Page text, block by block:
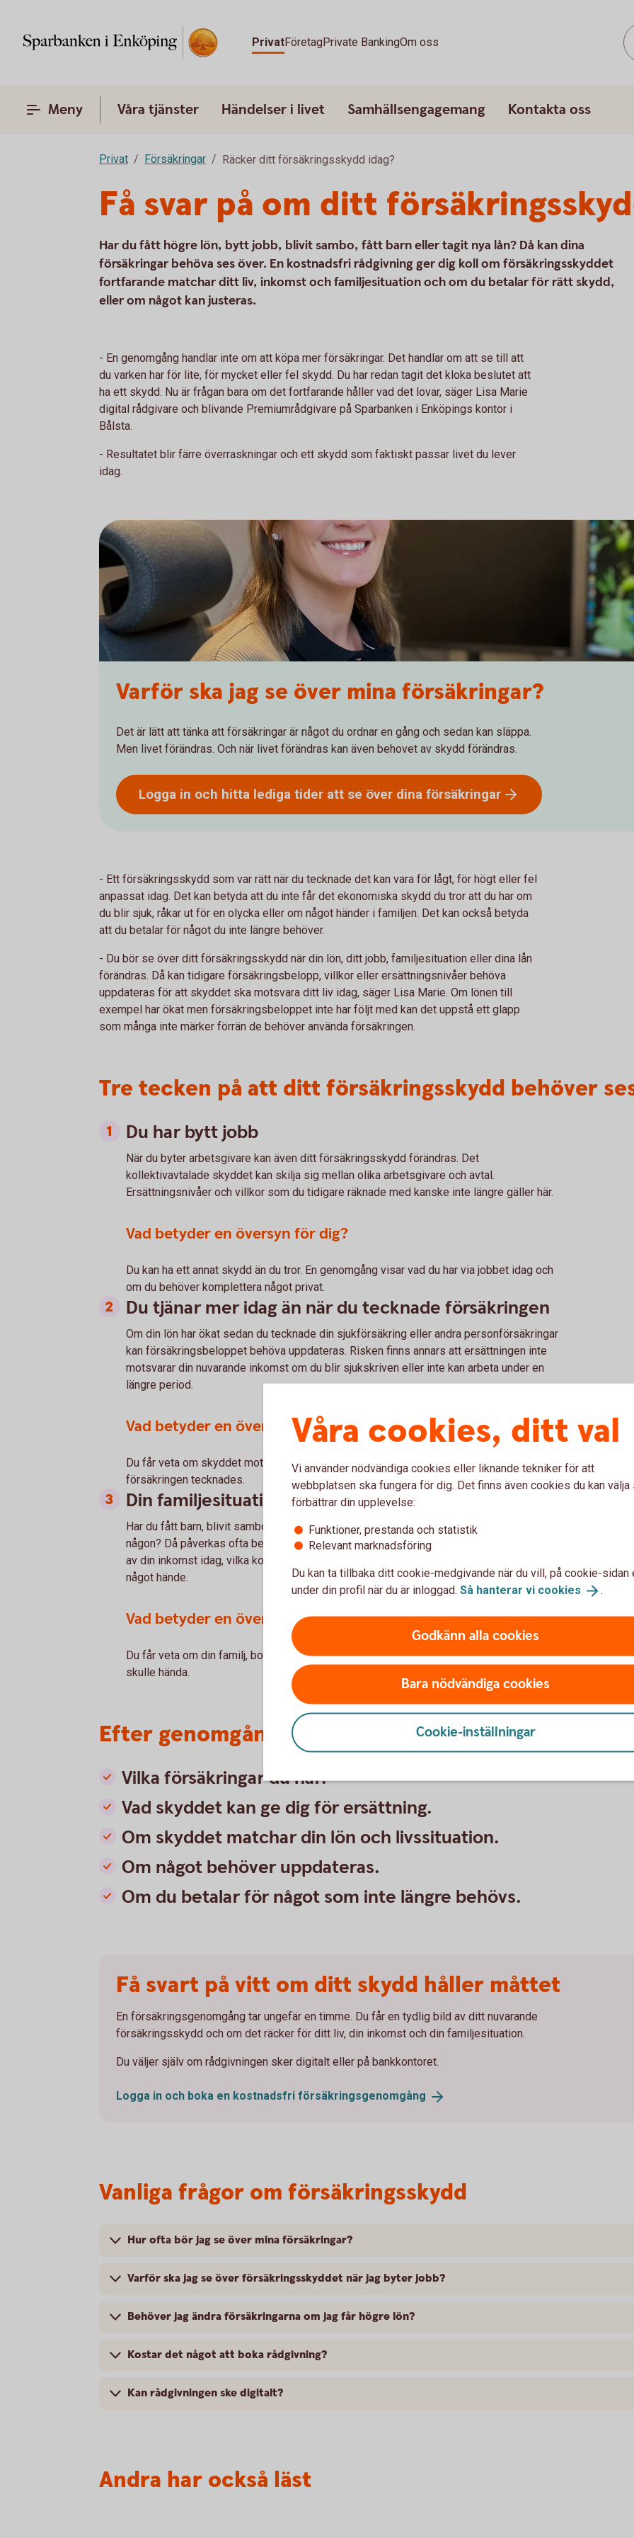
PrivatFöretagPrivate BankingOm oss
Meny Våra tjänster Händelser i livet Samhällsengagemang Kontakta oss
Privat Försäkringar Räcker ditt försäkringsskydd idag?
Få svar på om ditt
Har du fått högre lön, bytt jobb, blivit sambo, fått barn eller tagit nya lån? Då kan dina
försäkringar behöva ses över. En kostnadsfri rådgivning ger dig koll om försäkringsskyddet
fortfarande matchar ditt liv, inkomst och familjesituation och om du betalar för rätt skydd,
eller om något kan justeras.
- En genomgång handlar inte om att köpa mer försäkringar. Det handlar om att se till att
du varken har för lite, för mycket eller fel skydd. Du har redan tagit det kloka beslutet att
ha ett skydd. Nu är frågan bara om det fortfarande håller vad det lovar, säger Lisa Marie
digital rådgivare och blivande Premiumrådgivare på Sparbanken i Enköpings kontor i
Bålsta.
- Resultatet blir färre överraskningar och ett skydd som faktiskt passar livet du lever
idag.
Varför ska jag se över mina försäkringar?
Det är lätt att tänka att försäkringar är något du ordnar en gång och sedan kan släppa.
Men livet förändras. Och när livet förändras kan även behovet av skydd förändras.
Logga in och hitta lediga tider att se över dina försäkringar
- Ett försäkringsskydd som var rätt när du tecknade det kan vara för lågt, för högt eller fel
anpassat idag. Det kan betyda att du inte får det ekonomiska skydd du tror att du har om
du blir sjuk, råkar ut för en olycka eller om något händer i familjen. Det kan också betyda
att du betalar för något du inte längre behöver.
- Du bör se över ditt försäkringsskydd när din lön, ditt jobb, familjesituation eller dina lån
förändras. Då kan tidigare försäkringsbelopp, villkor eller ersättningsnivåer behöva
uppdateras för att skyddet ska motsvara ditt liv idag, säger Lisa Marie. Om lönen till
exempel har ökat men försäkringsbeloppet inte har följt med kan det uppstå ett glapp
som många inte märker förrän de behöver använda försäkringen.
Tre tecken på att ditt försäkringsskydd behöver
Du har bytt jobb
När du byter arbetsgivare kan även ditt försäkringsskydd förändras. Det
kollektivavtalade skyddet kan skilja sig mellan olika arbetsgivare och avtal.
Ersättningsnivåer och villkor som du tidigare räknade med kanske inte längre gäller här.
Vad betyder en översyn för dig?
Du kan ha ett annat skydd än du tror. En genomgång visar vad du har via jobbet idag och
om du behöver komplettera något privat.
Du tjänar mer idag än när du tecknade försäkringen
Om din lön har ökat sedan du tecknade din sjukförsäkring eller andra personförsäkringar
kan försäkringsbeloppet behöva uppdateras. Risken finns annars att ersättningen inte
motsvarar din nuvarande inkomst om du blir sjukskriven eller inte kan arbeta under en
längre period.
Vad betyder en översyn för dig?
Du får veta om skyddet motsvarar din nuvarande inkomst, inte bara den lön du hade när
försäkringen tecknades.
Din familjesituation har förändrats
Har du fått barn, blivit sambo, gift dig, separerat eller köpt bostad tillsammans med
någon? Då påverkas ofta behovet av försäkringsskydd. Frågan är vem som är beroende
av din inkomst idag, vilka kostnader ni delar och vilka lån som skulle finnas kvar om
något hände.
Vad betyder en översyn för dig?
Du får veta om din familj, bostad och gemensamma lån är skyddade på rätt nivå om något
skulle hända.
Efter genomgången får du koll på:
Vilka försäkringar du har.
Vad skyddet kan ge dig för ersättning.
Om skyddet matchar din lön och livssituation.
Om något behöver uppdateras.
Om du betalar för något som inte längre behövs.
Få svart på vitt om ditt skydd håller måttet
En försäkringsgenomgång tar ungefär en timme. Du får en tydlig bild av ditt nuvarande
försäkringsskydd och om det räcker för ditt liv, din inkomst och din familjesituation.
Du väljer själv om rådgivningen sker digitalt eller på bankkontoret.
Logga in och boka en kostnadsfri försäkringsgenomgång
Vanliga frågor om försäkringsskydd
Hur ofta bör jag se över mina försäkringar?
Varför ska jag se över försäkringsskyddet när jag byter jobb?
Behöver jag ändra försäkringarna om jag får högre lön?
Kostar det något att boka rådgivning?
Kan rådgivningen ske digitalt?
Andra har också läst
Våra cookies, ditt val
Vi använder nödvändiga cookies eller liknande tekniker för att
webbplatsen ska fungera för dig. Det finns även cookies du kan välja
förbättrar din upplevelse:
Funktioner, prestanda och statistik
Relevant marknadsföring
Du kan ta tillbaka ditt cookie-medgivande när du vill, på cookie-sidan
under din profil när du är inloggad. Så hanterar vi cookies .
Godkänn alla cookies
Bara nödvändiga cookies
Cookie-inställningar